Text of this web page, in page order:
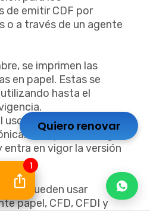
de emitir CDF por
o a través de un agente
se imprimen las
en papel. Estas se
hasta el
uso opcional de la
Desaparece la figura
entra en vigor la versión
pueden usar
papel, CFD, CFDI y
Quiero renovar